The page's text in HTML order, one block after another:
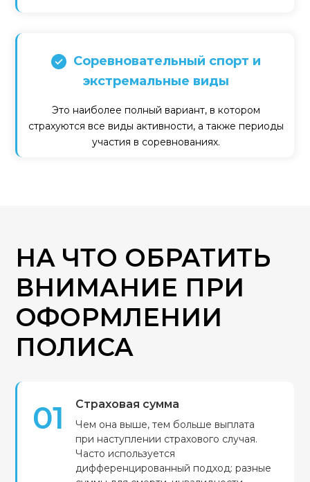
Соревновательный спорт и
экстремальные виды
Это наиболее полный вариант, в котором
страхуются все виды активности, а также периоды
участия в соревнованиях.
НА ЧТО ОБРАТИТЬ
ВНИМАНИЕ ПРИ
ОФОРМЛЕНИИ
ПОЛИСА
01 Страховая сумма
Чем она выше, тем больше выплата
при наступлении страхового случая.
Часто используется
дифференцированный подход: разные